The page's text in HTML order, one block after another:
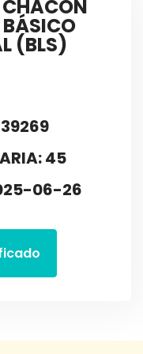
BÁSICO
(BLS)
45
06-26